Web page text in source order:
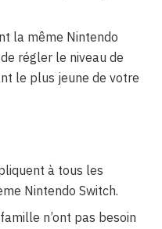
la même Nintendo
régler le niveau de
le plus jeune de votre
à tous les
Nintendo Switch.
n’ont pas besoin